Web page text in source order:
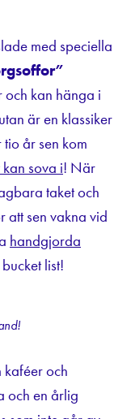
med speciella
och kan hänga i
är en klassiker
år sen kom
sova i! När
taket och
att sen vakna vid
handgjorda
list!
och
och en årlig